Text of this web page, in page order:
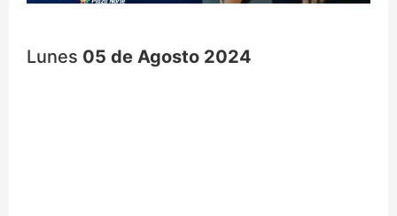
Lunes 05 de Agosto 2024